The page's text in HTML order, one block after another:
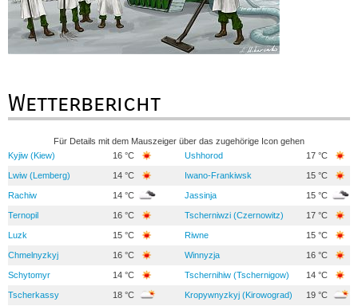
Wetterbericht
Für Details mit dem Mauszeiger über das zugehörige Icon gehen
Kyjiw (Kiew)
16 °C Ushhorod 17 °C
Lwiw (Lemberg) 14 °C Iwano-Frankiwsk 15 °C
Rachiw 14 °C Jassinja 15 °C
Ternopil 16 °C Tscherniwzi (Czernowitz) 17 °C
Luzk 15 °C Riwne 15 °C
Chmelnyzkyj 16 °C Winnyzja 16 °C
Schytomyr 14 °C Tschernihiw (Tschernigow) 14 °C
Tscherkassy 18 °C Kropywnyzkyj (Kirowograd) 19 °C